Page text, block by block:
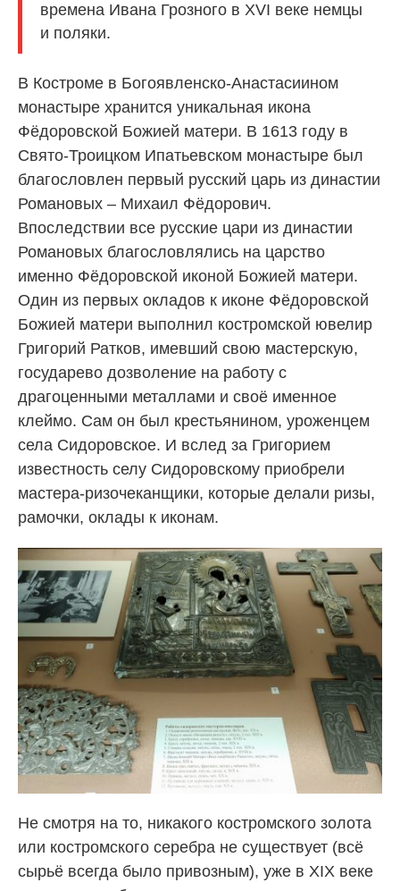
времена Ивана Грозного в XVI веке немцы
и поляки.
В Костроме в Богоявленско-Анастасиином
монастыре хранится уникальная икона
Фёдоровской Божией матери. В 1613 году в
Свято-Троицком Ипатьевском монастыре был
благословлен первый русский царь из династии
Романовых – Михаил Фёдорович.
Впоследствии все русские цари из династии
Романовых благословлялись на царство
именно Фёдоровской иконой Божией матери.
Один из первых окладов к иконе Фёдоровской
Божией матери выполнил костромской ювелир
Григорий Ратков, имевший свою мастерскую,
государево дозволение на работу с
драгоценными металлами и своё именное
клеймо. Сам он был крестьянином, уроженцем
села Сидоровское. И вслед за Григорием
известность селу Сидоровскому приобрели
мастера-ризочеканщики, которые делали ризы,
рамочки, оклады к иконам.
Не смотря на то, никакого костромского золота
или костромского серебра не существует (всё
сырьё всегда было привозным), уже в XIX веке